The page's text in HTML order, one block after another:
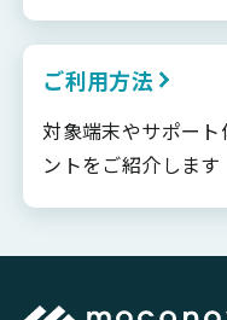
ご利用方法
対象端末やサポー
ントをご紹介します